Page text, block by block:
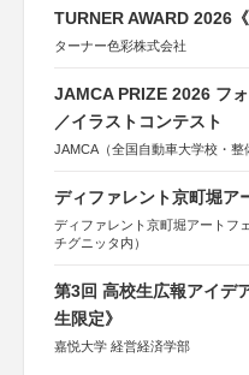
TURNER AWARD 2026《
ターナー色彩株式会社
JAMCA PRIZE 2026 フ
／イラストコンテスト
JAMCA（全国自動車大学校・整
ディファレント京町堀ア
ディファレント京町堀アートフ
チグニッタ内）
第3回 高校生広報アイデ
生限定》
嘉悦大学 経営経済学部